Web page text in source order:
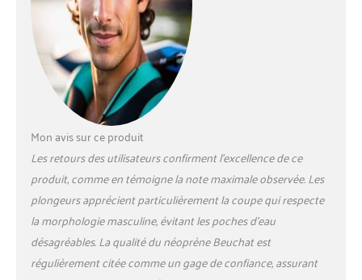
Mon avis sur ce produit
Les retours des utilisateurs confirment l’excellence de ce
produit, comme en témoigne la note maximale observée. Les
plongeurs apprécient particulièrement la coupe qui respecte
la morphologie masculine, évitant les poches d’eau
désagréables. La qualité du néoprène Beuchat est
régulièrement citée comme un gage de confiance, assurant